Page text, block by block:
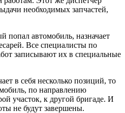
необходимых запчастей,
попал автомобиль, назначает
Все специалисты по
записывают их в специальные
в себя несколько позиций, то
по направлению
участок, к другой бригаде. И
не будут завершены.